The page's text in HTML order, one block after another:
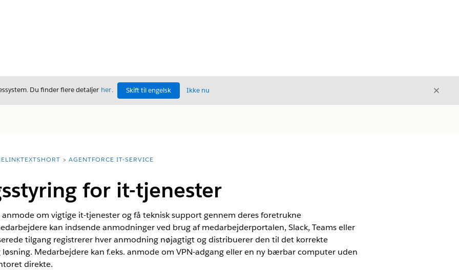
Du finder flere detaljer her. Skift til engelsk Ikke nu Luk
AGENTFORCE IT-SERVICE
for it-tjenester
om vigtige it-tjenester og få teknisk support gennem deres foretrukne
kan indsende anmodninger ved brug af medarbejderportalen, Slack, Teams eller
tilgang registrerer hver anmodning nøjagtigt og distribuerer den til det korrekte
Medarbejdere kan f.eks. anmode om VPN-adgang eller en ny bærbar computer uden
direkte.